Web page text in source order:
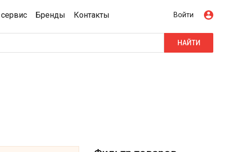
сервис Бренды Контакты Войти
НАЙТИ